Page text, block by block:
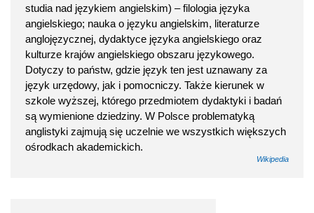
studia nad językiem angielskim) – filologia języka
angielskiego; nauka o języku angielskim, literaturze
anglojęzycznej, dydaktyce języka angielskiego oraz
kulturze krajów angielskiego obszaru językowego.
Dotyczy to państw, gdzie język ten jest uznawany za
język urzędowy, jak i pomocniczy. Także kierunek w
szkole wyższej, którego przedmiotem dydaktyki i badań
są wymienione dziedziny. W Polsce problematyką
anglistyki zajmują się uczelnie we wszystkich większych
ośrodkach akademickich.
Wikipedia